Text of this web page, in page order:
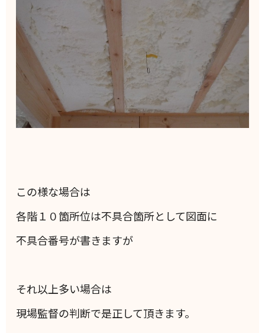
この様な場合は
各階１０箇所位は不具合箇所として図面に
不具合番号が書きますが
それ以上多い場合は
現場監督の判断で是正して頂きます。